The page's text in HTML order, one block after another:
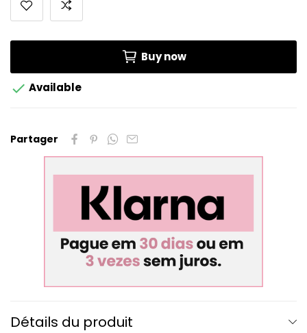
Buy now
 Available
Partager
Détails du produit